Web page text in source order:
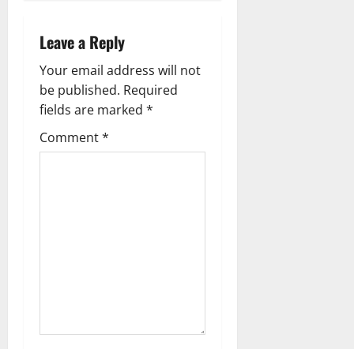
Leave a Reply
Your email address will not
be published. Required
fields are marked *
Comment*